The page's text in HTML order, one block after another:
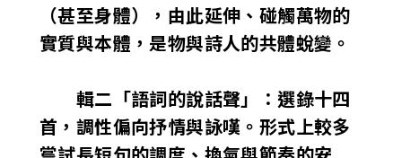
（甚至身體），由此延伸、碰觸萬物的
實質與本體，是物與詩人的共體蛻變。
輯二「語詞的說話聲」：選錄十四
首，調性偏向抒情與詠嘆。形式上較多